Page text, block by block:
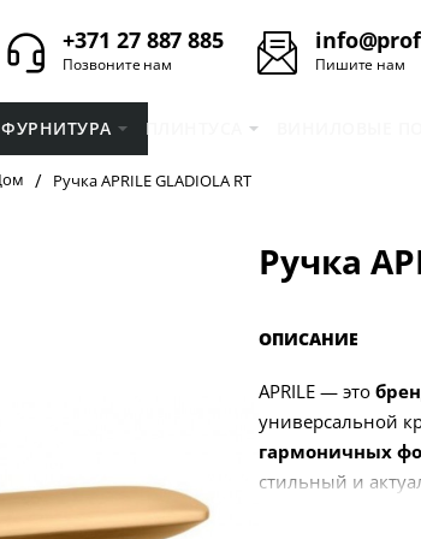
+371 27 887 885
Позвоните нам Пишите нам
ФУРНИТУРА ПЛИНТУСA
Ручка APRILE GLADIOLA RT
Ручка
ОПИСАНИЕ
APRILE — это
универсальной
гармоничных
стильный и